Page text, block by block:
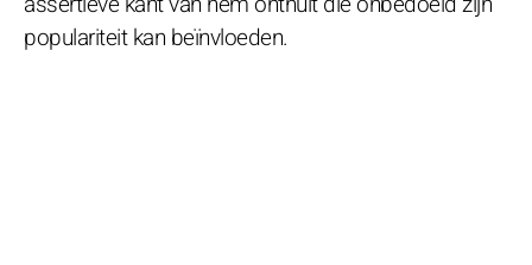
populariteit kan beïnvloeden.